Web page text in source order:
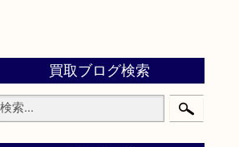
買取ブログ検索